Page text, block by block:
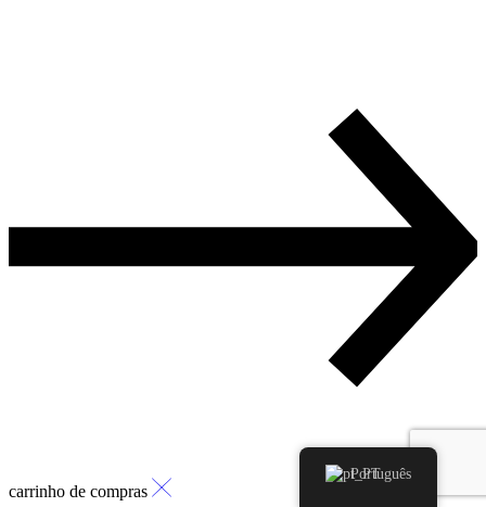
Português
carrinho de compras